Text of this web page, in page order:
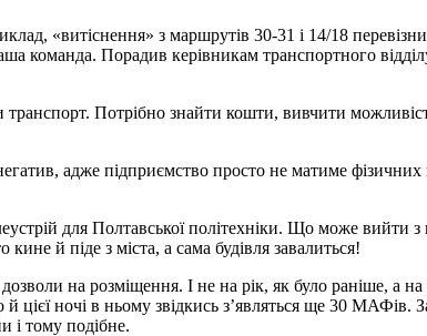
«витіснення» з маршрутів 30-31 і 14/18
команда. Порадив керівникам транспортного
Потрібно знайти кошти, вивчити
адже підприємство просто не матиме
для Полтавської політехніки. Що може вийти з
й піде з міста, а сама будівля завалиться!
на розміщення. І не на рік, як було раніше, а
ночі в ньому звідкись з’являться ще 30 МАФів.
і тому подібне.